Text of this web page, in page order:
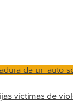
de un auto
víctimas de